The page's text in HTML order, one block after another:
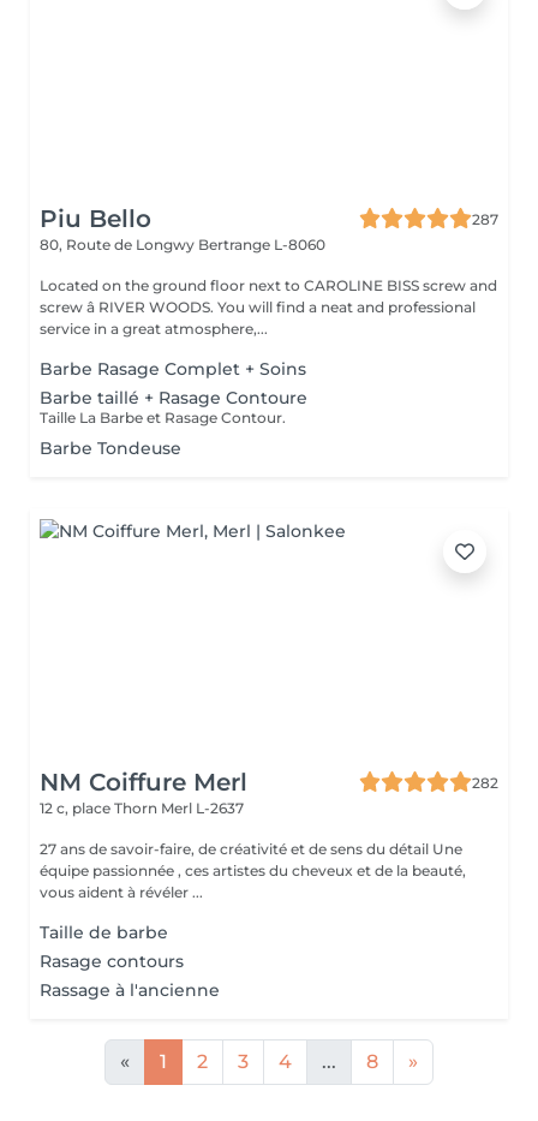
Piu Bello
287
80, Route de Longwy Bertrange L-8060
Located on the ground floor next to CAROLINE BISS screw and
screw â RIVER WOODS. You will find a neat and professional
service in a great atmosphere,...
Barbe Rasage Complet + Soins
Barbe taillé + Rasage Contoure
Taille La Barbe et Rasage Contour.
Barbe Tondeuse
NM Coiffure Merl
282
12 c, place Thorn Merl L-2637
27 ans de savoir-faire, de créativité et de sens du détail Une
équipe passionnée , ces artistes du cheveux et de la beauté,
vous aident à révéler ...
Taille de barbe
Rasage contours
Rassage à l'ancienne
« 1 2 3 4 ... 8 »